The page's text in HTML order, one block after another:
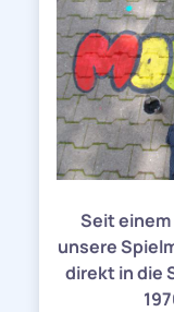
Seit
unsere
direkt in die